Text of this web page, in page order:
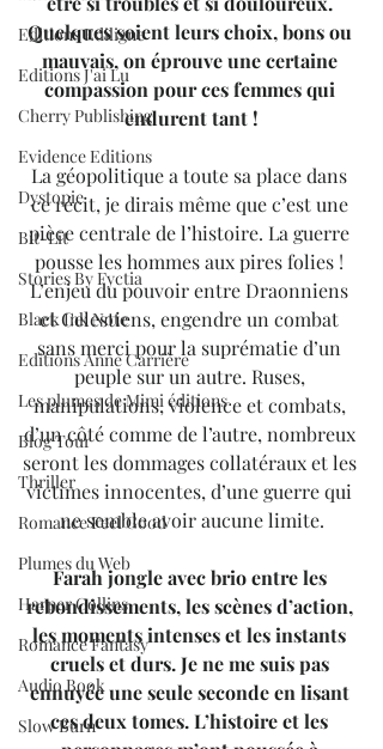
Editions Ediligne
Editions J'ai Lu
Cherry Publishing
Evidence Editions
Dystopie
Bit-Lit
Stories By Fyctia
Black Ink Note
Editions Anne Carrière
Les plumes de Mimi éditions
Blog Tour
Thriller
Romance Feel Good
Plumes du Web
Harper Collins
Romance Fantasy
Audio Book
Slow Burn
Quelques soient leurs choix, bons ou
mauvais, on éprouve une certaine
compassion pour ces femmes qui
endurent tant !
La géopolitique a toute sa place dans
ce récit, je dirais même que c’est une
pièce centrale de l’histoire. La guerre
pousse les hommes aux pires folies !
L’enjeu du pouvoir entre Draonniens
et Celestiens, engendre un combat
sans merci pour la suprématie d’un
peuple sur un autre. Ruses,
manipulations, violence et combats,
d’un côté comme de l’autre, nombreux
seront les dommages collatéraux et les
victimes innocentes, d’une guerre qui
ne semble avoir aucune limite.
Farah jongle avec brio entre les
rebondissements, les scènes d’action,
les moments intenses et les instants
cruels et durs. Je ne me suis pas
ennuyée une seule seconde en lisant
ces deux tomes. L’histoire et les